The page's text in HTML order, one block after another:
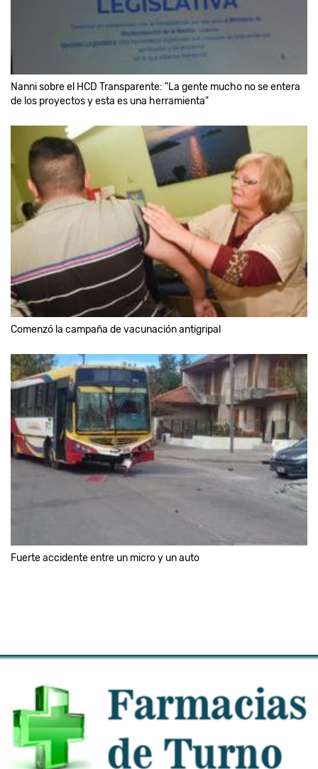
Nanni sobre el HCD Transparente: "La gente mucho no se entera
de los proyectos y esta es una herramienta"
Comenzó la campaña de vacunación antigripal
Fuerte accidente entre un micro y un auto